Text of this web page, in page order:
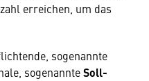
erreichen, um das
sogenannte
sogenannteSoll-